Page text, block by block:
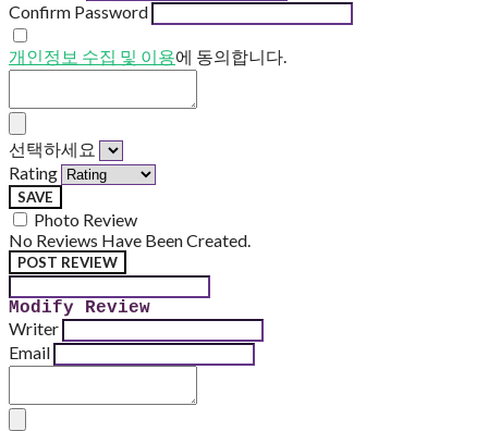
Confirm Password
개인정보 수집 및 이용에 동의합니다.
선택하세요
Rating
SAVE
Photo Review
No Reviews Have Been Created.
POST REVIEW
Modify Review
Writer
Email